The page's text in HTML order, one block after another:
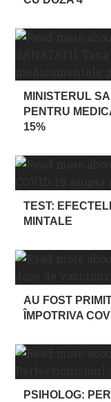
MINISTERUL
PENTRU
15%
TEST:
MINTALE
AU FOST
ÎMPOTRIVA
PSIHOLOG: